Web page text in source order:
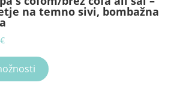
na temno sivi, bombažna
€Price
11,00€
through
product